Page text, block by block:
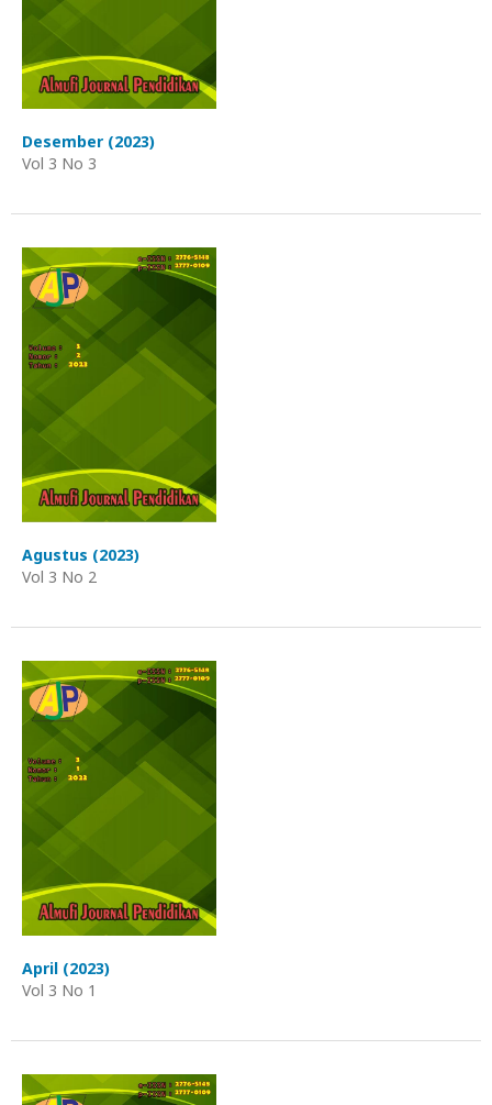
Desember (2023)
Vol 3 No 3
Agustus (2023)
Vol 3 No 2
April (2023)
Vol 3 No 1